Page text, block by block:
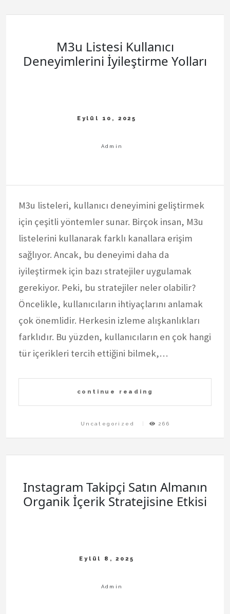
M3u Listesi Kullanıcı
Deneyimlerini İyileştirme Yolları
M3u listeleri, kullanıcı deneyimini geliştirmek
için çeşitli yöntemler sunar. Birçok insan, M3u
listelerini kullanarak farklı kanallara erişim
sağlıyor. Ancak, bu deneyimi daha da
iyileştirmek için bazı stratejiler uygulamak
gerekiyor. Peki, bu stratejiler neler olabilir?
Öncelikle, kullanıcıların ihtiyaçlarını anlamak
çok önemlidir. Herkesin izleme alışkanlıkları
farklıdır. Bu yüzden, kullanıcıların en çok hangi
tür içerikleri tercih ettiğini bilmek,…
continue reading
Uncategorized 266
Instagram Takipçi Satın Almanın
Organik İçerik Stratejisine Etkisi